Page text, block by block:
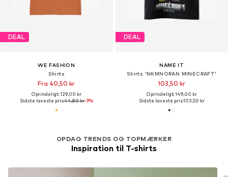
DEAL
WE FASHION
Shirts
Fra 40,50 kr
Oprindeligt: 129,00 kr
Sidste laveste pris:44,80 kr-9%
DEAL
NAME IT
Shirts 'NKMNORAN MINECRAFT'
103,50 kr
Oprindeligt: 149,00 kr
Sidste laveste pris:103,50 kr
OPDAG TRENDS OG TOPMÆRKER
Inspiration til T-shirts